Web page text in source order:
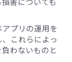
アプリの運用を
これらによっ
わないものと